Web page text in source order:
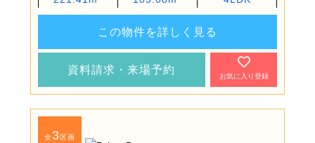
この物件を詳しく見る
資料請求・来場予約
お気に入り登録
全3区画